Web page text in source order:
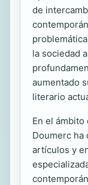
de
la sociedad
aumentado
literario
En el
Doumerc ha
artículos y